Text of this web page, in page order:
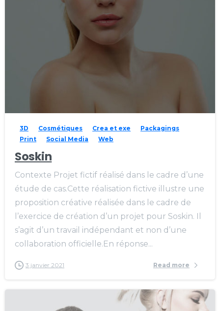
3D Cosmétiques Crea et exe
Packagings
Print
Social Media Web
Soskin
Contexte Projet fictif réalisé dans le cadre d’une
étude de cas.Cette réalisation fictive illustre une
proposition créative réalisée dans le cadre de
l’exercice de création d’un projet pour Soskin. Il
s’agit d’un travail indépendant et non d’une
collaboration officielle.En réponse...
3 janvier 2021 Read more